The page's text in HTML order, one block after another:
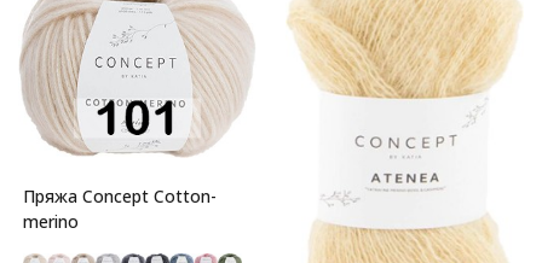
Пряжа Concept Cotton-
merino